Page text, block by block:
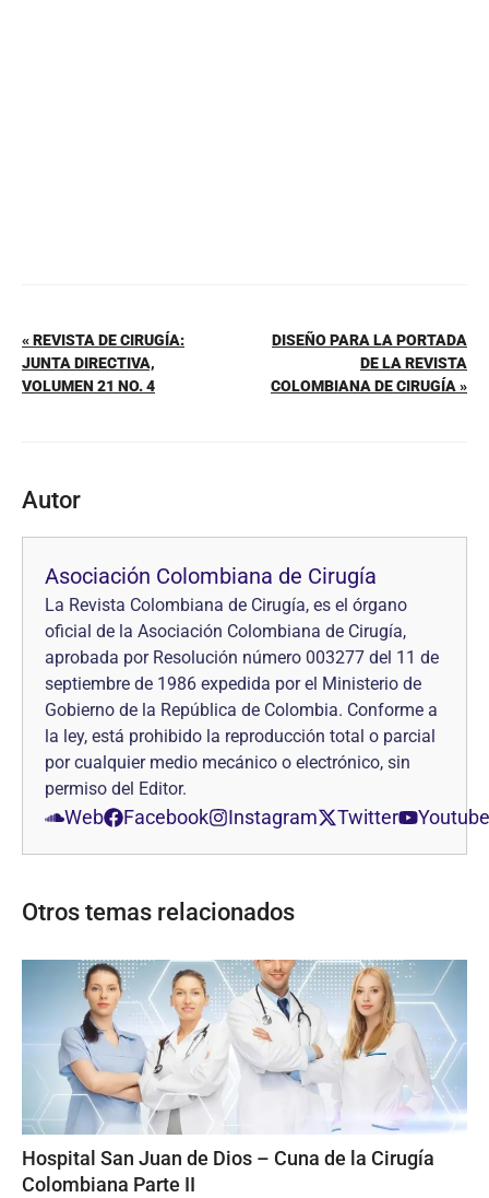
« REVISTA DE CIRUGÍA:
JUNTA DIRECTIVA,
VOLUMEN 21 NO. 4
DISEÑO PARA LA PORTADA
DE LA REVISTA
COLOMBIANA DE CIRUGÍA »
Autor
Asociación Colombiana de Cirugía
La Revista Colombiana de Cirugía, es el órgano
oficial de la Asociación Colombiana de Cirugía,
aprobada por Resolución número 003277 del 11 de
septiembre de 1986 expedida por el Ministerio de
Gobierno de la República de Colombia. Conforme a
la ley, está prohibido la reproducción total o parcial
por cualquier medio mecánico o electrónico, sin
permiso del Editor.
Web Facebook Instagram Twitter Youtube
Otros temas relacionados
Hospital San Juan de Dios – Cuna de la Cirugía
Colombiana Parte II